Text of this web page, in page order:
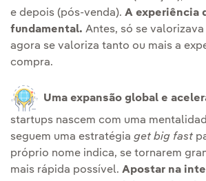
e depois (pós-venda). A experiência
fundamental. Antes, só se
agora se valoriza tanto ou mais a
compra.
Uma expansão global e
startups nascem com uma
seguem uma estratégia get big fast
próprio nome indica, se tornarem
mais rápida possível. Apostar na